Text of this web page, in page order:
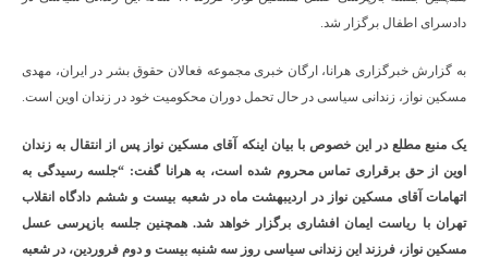
دادسرای اطفال برگزار شد.
به گزارش خبرگزاری هرانا، ارگان خبری مجموعه فعالان حقوق بشر در ایران، مهدی
مسکین نواز، زندانی سیاسی در حال تحمل دوران محکومیت خود در زندان اوین است.
یک منبع مطلع در این خصوص با بیان اینکه آقای مسکین نواز پس از انتقال به زندان
اوین از حق برقراری تماس محروم شده است، به هرانا گفت: “جلسه رسیدگی به
اتهامات آقای مسکین نواز در اردیبهشت ماه در شعبه بیست و ششم دادگاه انقلاب
تهران با ریاست ایمان افشاری برگزار خواهد شد. همچنین جلسه بازپرسی‌ عسل‌
مسکین نواز، فرزند این زندانی سیاسی روز‌ سه شنبه بیست و دوم فروردین، در شعبه